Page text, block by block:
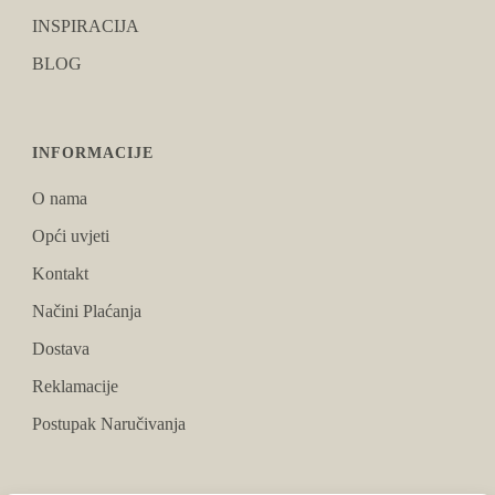
INSPIRACIJA
BLOG
INFORMACIJE
O nama
Opći uvjeti
Kontakt
Načini Plaćanja
Dostava
Reklamacije
Postupak Naručivanja